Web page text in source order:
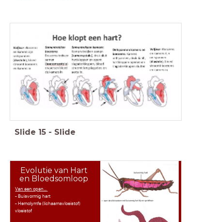
Slide 15 - Slide
Evolutie van Hart
en Bloedsomloop
Van een open...
- Buisvormig hart
- Hemolymfe (lichaamsvloeistof)
vloeistof